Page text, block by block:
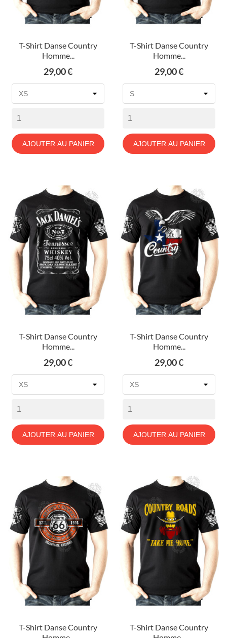
T-Shirt Danse Country
Homme...
Prix
29,00 €
AJOUTER AU PANIER
T-Shirt Danse Country
Homme...
Prix
29,00 €
AJOUTER AU PANIER
T-Shirt Danse Country
Homme...
Prix
29,00 €
AJOUTER AU PANIER
T-Shirt Danse Country
Homme...
Prix
29,00 €
AJOUTER AU PANIER
T-Shirt Danse Country
T-Shirt Danse Country